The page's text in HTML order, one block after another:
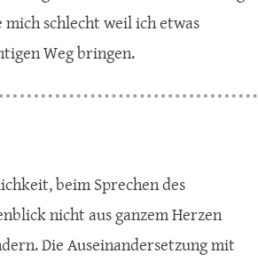
schlecht weil ich etwas
Weg bringen.
beim Sprechen des
nicht aus ganzem Herzen
Die Auseinandersetzung mit